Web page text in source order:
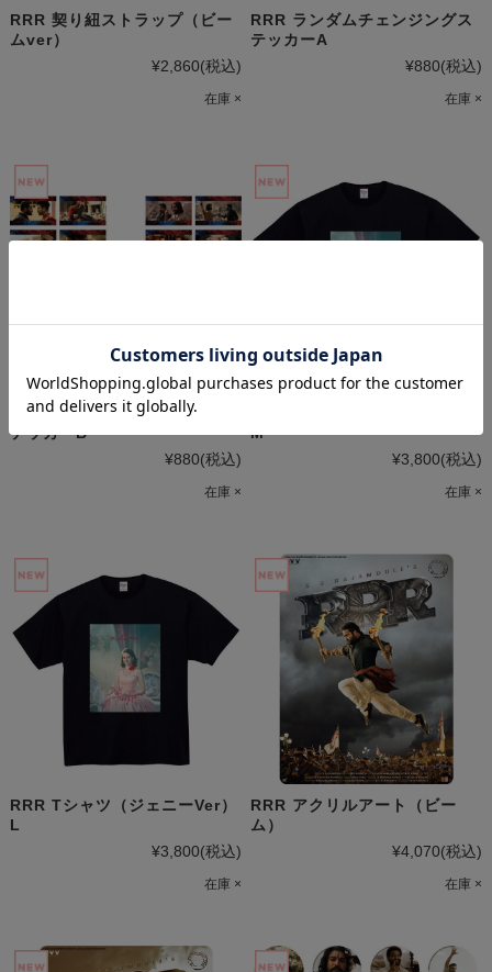
RRR 契り紐ストラップ（ビー
ムver）
¥2,860(税込)
在庫 ×
RRR ランダムチェンジングス
テッカーA
¥880(税込)
在庫 ×
RRR ランダムチェンジングス
テッカーB
¥880(税込)
在庫 ×
M
¥3,800(税込)
在庫 ×
RRR Tシャツ（ジェニーVer）
L
¥3,800(税込)
在庫 ×
RRR アクリルアート（ビー
ム）
¥4,070(税込)
在庫 ×